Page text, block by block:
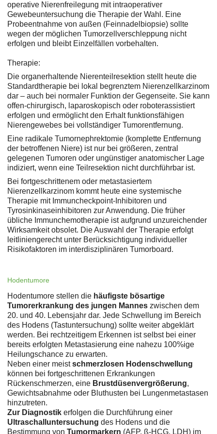
operative Nierenfreilegung mit intraoperativer
Gewebeuntersuchung die Therapie der Wahl. Eine
Probeentnahme von außen (Feinnadelbiopsie) sollte
wegen der möglichen Tumorzellverschleppung nicht
erfolgen und bleibt Einzelfällen vorbehalten.
Therapie:
Die organerhaltende Nierenteilresektion stellt heute die
Standardtherapie bei lokal begrenztem Nierenzellkarzinom
dar – auch bei normaler Funktion der Gegenseite. Sie kann
offen-chirurgisch, laparoskopisch oder roboterassistiert
erfolgen und ermöglicht den Erhalt funktionsfähigen
Nierengewebes bei vollständiger Tumorentfernung.
Eine radikale Tumornephrektomie (komplette Entfernung
der betroffenen Niere) ist nur bei größeren, zentral
gelegenen Tumoren oder ungünstiger anatomischer Lage
indiziert, wenn eine Teilresektion nicht durchführbar ist.
Bei fortgeschrittenem oder metastasiertem
Nierenzellkarzinom kommt heute eine systemische
Therapie mit Immuncheckpoint-Inhibitoren und
Tyrosinkinaseinhibitoren zur Anwendung. Die früher
übliche Immunchemotherapie ist aufgrund unzureichender
Wirksamkeit obsolet. Die Auswahl der Therapie erfolgt
leitliniengerecht unter Berücksichtigung individueller
Risikofaktoren im interdisziplinären Tumorboard.
Hodentumore
Hodentumore stellen die häufigste bösartige
Tumorerkrankung des jungen Mannes zwischen dem
20. und 40. Lebensjahr dar. Jede Schwellung im Bereich
des Hodens (Tastuntersuchung) sollte weiter abgeklärt
werden. Bei rechtzeitigem Erkennen ist selbst bei einer
bereits erfolgten Metastasierung eine nahezu 100%ige
Heilungschance zu erwarten.
Neben einer meistschmerzlosen Hodenschwellung
können bei fortgeschrittenen Erkrankungen
Rückenschmerzen, eine Brustdüsenvergrößerung,
Gewichtsabnahme oder Bluthusten bei Lungenmetastasen
hinzutreten.
Zur Diagnostik erfolgen die Durchführung einer
Ultraschalluntersuchung des Hodens und die
Bestimmung von Tumormarkern (AFP, ß-HCG, LDH) im